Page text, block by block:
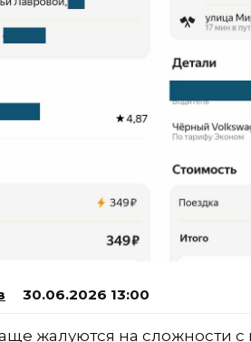
30.06.2026 13:00
жалуются на сложности с